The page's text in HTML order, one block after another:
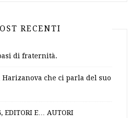
RECENTI
di fraternità.
Harizanova che ci parla del suo
EDITORI E… AUTORI